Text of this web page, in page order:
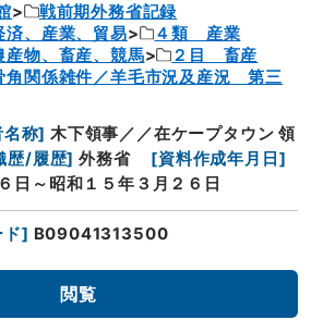
戦前期外務省記録
、産業、貿易
４類 産業
物、畜産、競馬
２目 畜産
角関係雑件／羊毛市況及産況 第三
名称] 木下領事／／在ケープタウン 領
歴/履歴] 外務省 [資料作成年月日 ]
日～昭和１５年３月２６日
ド] B09041313500
閲覧